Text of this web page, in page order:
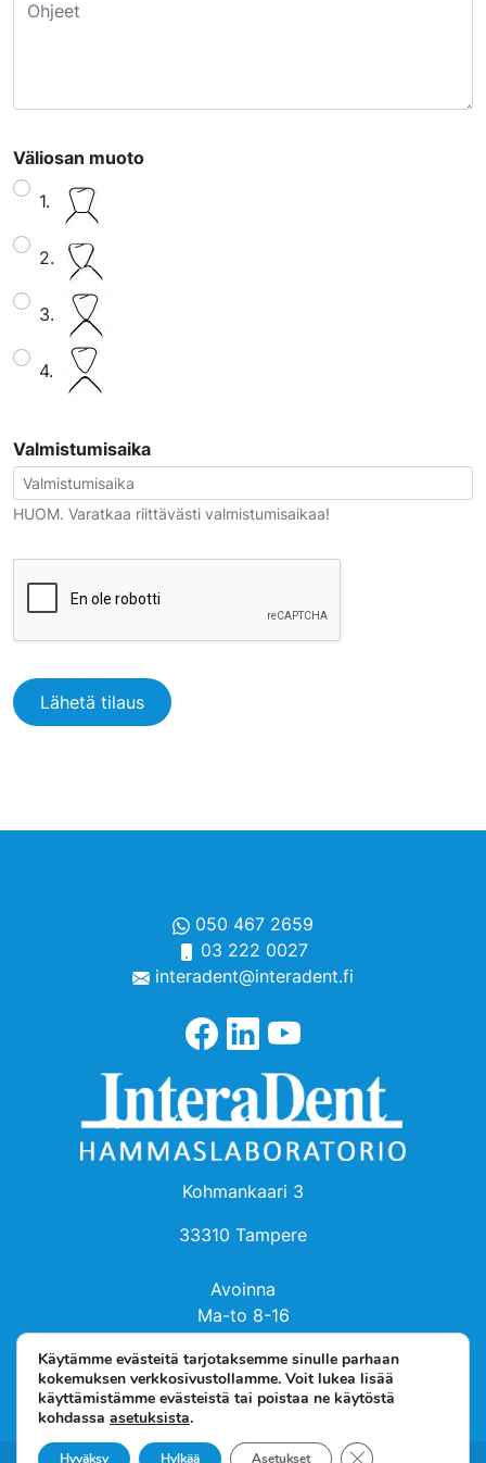
Väliosan muoto
1.
2.
3.
4.
Valmistumisaika
HUOM. Varatkaa riittävästi valmistumisaikaa!
Lähetä tilaus
050 467 2659
03 222 0027
interadent@interadent.fi
Kohmankaari 3
33310 Tampere
Avoinna
Ma-to 8-16
Pe 8-14
Käytämme evästeitä tarjotaksemme sinulle parhaan
kokemuksen verkkosivustollamme. Voit lukea lisää
käyttämistämme evästeistä tai poistaa ne käytöstä
kohdassa asetuksista.
Hyväksy Hylkää Asetukset Sulje evästebanneri